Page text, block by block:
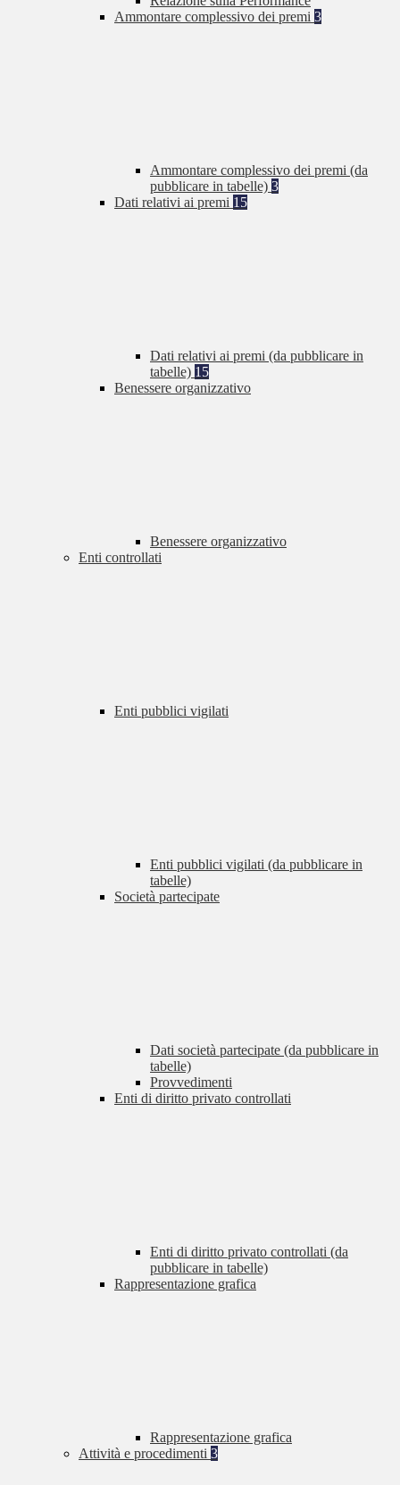
Ammontare complessivo dei premi 3
Ammontare complessivo dei premi (da
pubblicare in tabelle) 3
Dati relativi ai premi 15
Dati relativi ai premi (da pubblicare in
tabelle) 15
Benessere organizzativo
Benessere organizzativo
Enti controllati
Enti pubblici vigilati
Enti pubblici vigilati (da pubblicare in
tabelle)
Società partecipate
Dati società partecipate (da pubblicare in
tabelle)
Provvedimenti
Enti di diritto privato controllati
Enti di diritto privato controllati (da
pubblicare in tabelle)
Rappresentazione grafica
Rappresentazione grafica
Attività e procedimenti 3